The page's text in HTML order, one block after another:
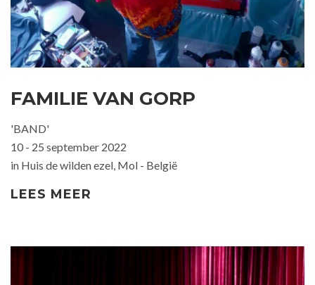
FAMILIE VAN GORP
'BAND'
10 - 25 september 2022
in Huis de wilden ezel, Mol - België
LEES MEER